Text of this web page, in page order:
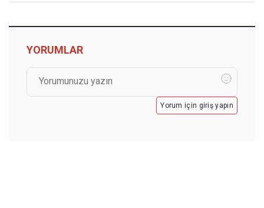
YORUMLAR
Yorum için giriş yapın